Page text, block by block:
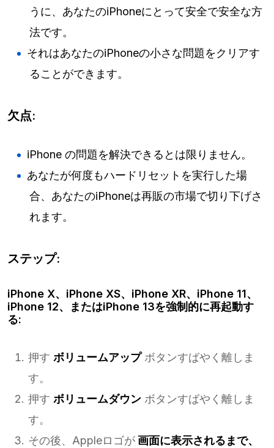
うに、あなたのiPhoneにとって安全で安全な方
法です。
それはあなたのiPhoneの小さな問題をクリアす
ることができます。
欠点:
iPhone の問題を解決できるとは限りません。
あなたが何度もハードリセットを実行した場
合、あなたのiPhoneは再販の市場で切り下げさ
れます。
ステップ:
iPhone X、iPhone XS、iPhone XR、iPhone 11、
iPhone 12、またはiPhone 13を強制的に再起動す
る:
押す ボリュームアップボタンすばやく離しま
す。
押す ボリュームダウン ボタンすばやく離しま
す。
その後、Appleロゴが画面に表示されるまで、